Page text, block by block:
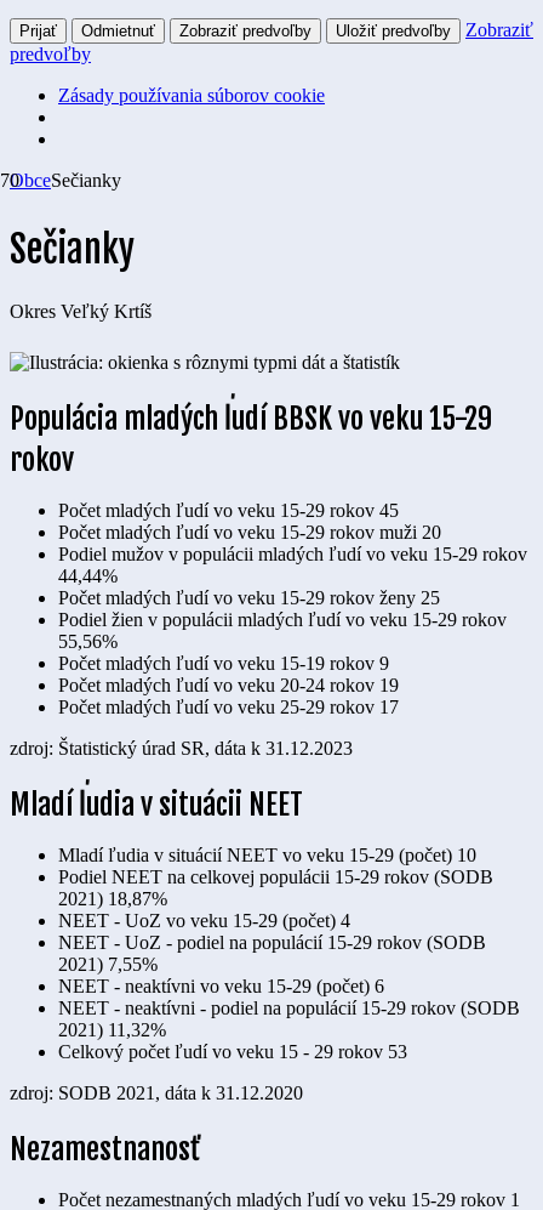
Prijať Odmietnuť Zobraziť predvoľby Uložiť predvoľby
Zobraziť
predvoľby
Zásady používania súborov cookie
ObceSečianky
Sečianky
Okres Veľký Krtíš
Populácia mladých ľudí BBSK vo veku 15-29
rokov
Počet mladých ľudí vo veku 15-29 rokov 45
Počet mladých ľudí vo veku 15-29 rokov muži 20
Podiel mužov v populácii mladých ľudí vo veku 15-29 rokov
44,44%
Počet mladých ľudí vo veku 15-29 rokov ženy 25
Podiel žien v populácii mladých ľudí vo veku 15-29 rokov
55,56%
Počet mladých ľudí vo veku 15-19 rokov 9
Počet mladých ľudí vo veku 20-24 rokov 19
Počet mladých ľudí vo veku 25-29 rokov 17
zdroj: Štatistický úrad SR, dáta k 31.12.2023
Mladí ľudia v situácii NEET
Mladí ľudia v situácií NEET vo veku 15-29 (počet) 10
Podiel NEET na celkovej populácii 15-29 rokov (SODB
2021) 18,87%
NEET - UoZ vo veku 15-29 (počet) 4
NEET - UoZ - podiel na populácií 15-29 rokov (SODB
2021) 7,55%
NEET - neaktívni vo veku 15-29 (počet) 6
NEET - neaktívni - podiel na populácií 15-29 rokov (SODB
2021) 11,32%
Celkový počet ľudí vo veku 15 - 29 rokov 53
zdroj: SODB 2021, dáta k 31.12.2020
Nezamestnanosť
Počet nezamestnaných mladých ľudí vo veku 15-29 rokov 1